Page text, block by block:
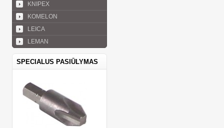
KNIPEX
KOMELON
LEICA
LEMAN
SPECIALUS PASIŪLYMAS